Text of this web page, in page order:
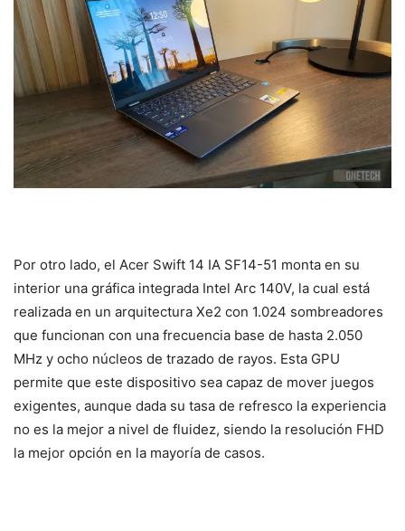
Por otro lado, el Acer Swift 14 IA SF14-51 monta en su
interior una gráfica integrada Intel Arc 140V, la cual está
realizada en un arquitectura Xe2 con 1.024 sombreadores
que funcionan con una frecuencia base de hasta 2.050
MHz y ocho núcleos de trazado de rayos. Esta GPU
permite que este dispositivo sea capaz de mover juegos
exigentes, aunque dada su tasa de refresco la experiencia
no es la mejor a nivel de fluidez, siendo la resolución FHD
la mejor opción en la mayoría de casos.